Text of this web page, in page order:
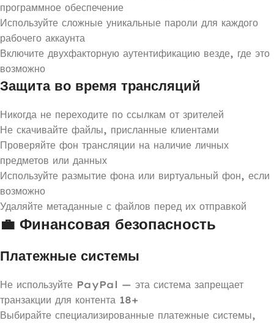
программное обеспечение
Используйте сложные уникальные пароли для каждого
рабочего аккаунта
Включите двухфакторную аутентификацию везде, где это
возможно
Защита во время трансляций
Никогда не переходите по ссылкам от зрителей
Не скачивайте файлы, присланные клиентами
Проверяйте фон трансляции на наличие личных
предметов или данных
Используйте размытие фона или виртуальный фон, если
возможно
Удаляйте метаданные с файлов перед их отправкой
💼 Финансовая безопасность
Платежные системы
Не используйте PayPal — эта система запрещает
транзакции для контента 18+
Выбирайте специализированные платежные системы,